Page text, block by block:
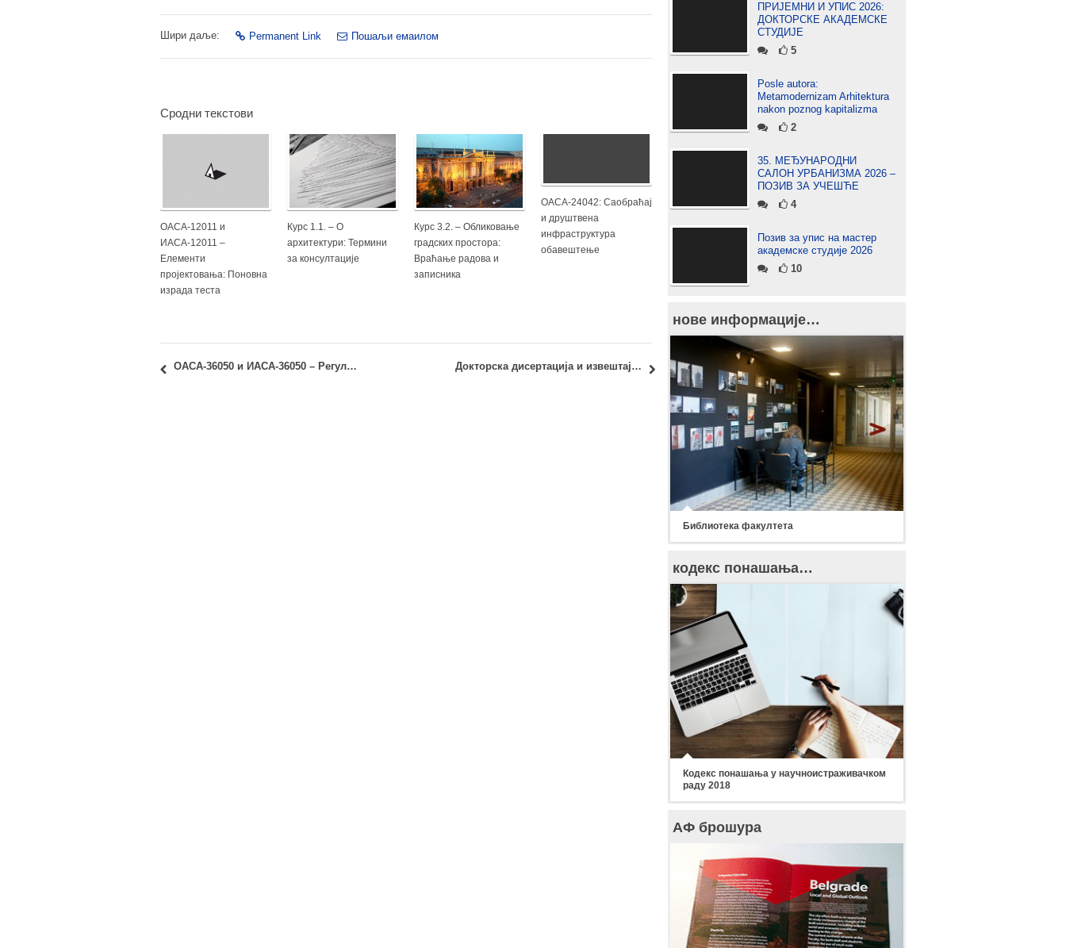
Шири даље: Permanent Link Пошаљи емаилом
Сродни текстови
ОАСА-12011 и
ИАСА-12011 –
Елементи
пројектовања: Поновна
израда теста
Курс 1.1. – О
архитектури: Термини
за консултације
Курс 3.2. – Обликовање
градских простора:
Враћање радова и
записника
ОАСА-24042: Саобраћај
и друштвена
инфраструктура
обавештење
ОАСА-36050 и ИАСА-36050 – Регулатива: Термин и распоред полагања трећег колоквијума Докторска дисертација и извештај Комисије: кандидат Милутин Миљуш, маст.инж.арх.
ПРИЈЕМНИ И УПИС 2026:
ДОКТОРСКЕ АКАДЕМСКЕ
СТУДИЈЕ
5
Posle autora:
Metamodernizam Arhitektura
nakon poznog kapitalizma
2
35. МЕЂУНАРОДНИ
САЛОН УРБАНИЗМА 2026 –
ПОЗИВ ЗА УЧЕШЋЕ
4
Позив за упис на мастер
академске студије 2026
10
нове информације…
Библиотека факултета
кодекс понашања…
Кодекс понашања у научноистраживачком
раду 2018
АФ брошура